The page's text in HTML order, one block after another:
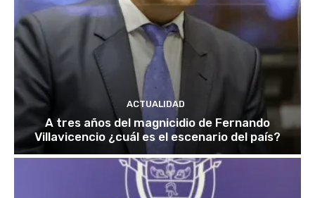
ACTUALIDAD
A tres años del magnicidio de Fernando
Villavicencio ¿cuál es el escenario del país?